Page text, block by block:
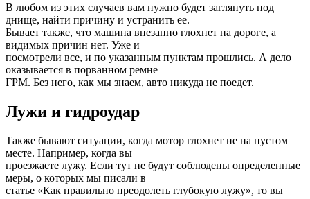
В любом из этих случаев вам нужно будет заглянуть под
днище, найти причину и устранить ее.
Бывает также, что машина внезапно глохнет на дороге, а
видимых причин нет. Уже и
посмотрели все, и по указанным пунктам прошлись. А дело
оказывается в порванном ремне
ГРМ. Без него, как мы знаем, авто никуда не поедет.
Лужи и гидроудар
Также бывают ситуации, когда мотор глохнет не на пустом
месте. Например, когда вы
проезжаете лужу. Если тут не будут соблюдены определенные
меры, о которых мы писали в
статье «Как правильно преодолеть глубокую лужу», то вы